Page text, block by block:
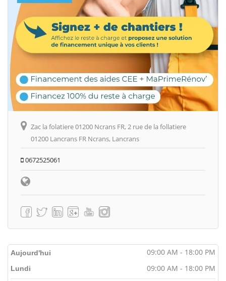
Zac la folatiere 01200 Ncrans FR, 2 rue de la follatiere
01200 Lancrans FR Ncrans, Lancrans
0672525061
Aujourd'hui 09:00 AM - 18:00 PM
Lundi 09:00 AM - 18:00 PM